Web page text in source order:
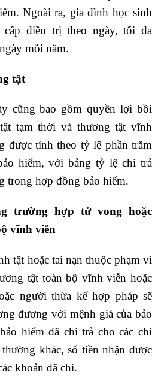
Ngoài ra, gia đình học sinh
cấp điều trị theo ngày, tối đa
mỗi năm.
tật
cũng bao gồm quyền lợi bồi
tạm thời và thương tật vĩnh
được tính theo tỷ lệ phần trăm
hiểm, với bảng tỷ lệ chi trả
trong hợp đồng bảo hiểm.
trường hợp tử vong hoặc
vĩnh viễn
tật hoặc tai nạn thuộc phạm vi
tật toàn bộ vĩnh viễn hoặc
người thừa kế hợp pháp sẽ
đương với mệnh giá của bảo
hiểm đã chi trả cho các chi
khác, số tiền nhận được
khoản đã chi.